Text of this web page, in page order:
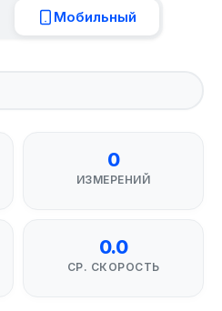
Мобильный
0
ИЗМЕРЕНИЙ
0.0
СР. СКОРОСТЬ